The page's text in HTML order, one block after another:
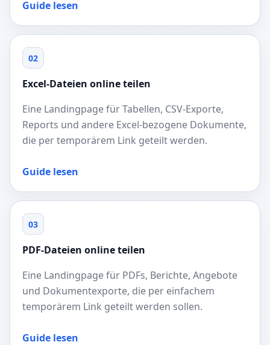
Guide lesen
02
Excel-Dateien online teilen
Eine Landingpage für Tabellen, CSV-Exporte,
Reports und andere Excel-bezogene Dokumente,
die per temporärem Link geteilt werden.
Guide lesen
03
PDF-Dateien online teilen
Eine Landingpage für PDFs, Berichte, Angebote
und Dokumentexporte, die per einfachem
temporärem Link geteilt werden sollen.
Guide lesen